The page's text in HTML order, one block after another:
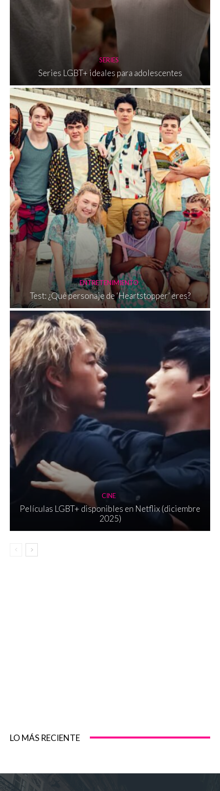
SERIES
Series LGBT+ ideales para adolescentes
ENTRETENIMIENTO
Test: ¿Qué personaje de ‘Heartstopper’ eres?
CINE
Películas LGBT+ disponibles en Netflix (diciembre
2025)
LO MÁS RECIENTE